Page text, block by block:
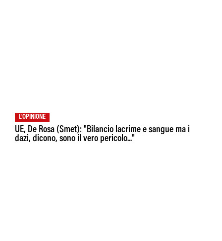
L'OPINIONE
UE, De Rosa (Smet): "Bilancio lacrime e sangue ma i
dazi, dicono, sono il vero pericolo..."